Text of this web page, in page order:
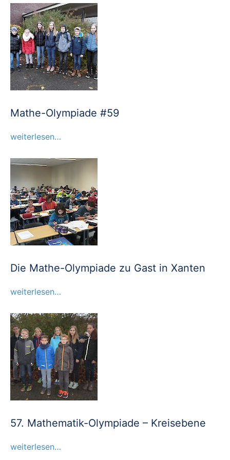
Mathe-Olympiade #59
weiterlesen…
Die Mathe-Olympiade zu Gast in Xanten
weiterlesen…
57. Mathematik-Olympiade – Kreisebene
weiterlesen…